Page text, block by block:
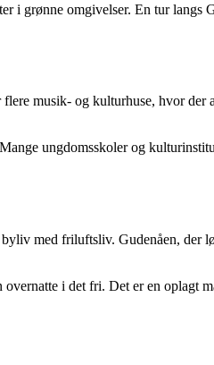
i grønne omgivelser. En tur
musik- og kulturhuse, hvor
ungdomsskoler og
med friluftsliv. Gudenåen,
i det fri. Det er en